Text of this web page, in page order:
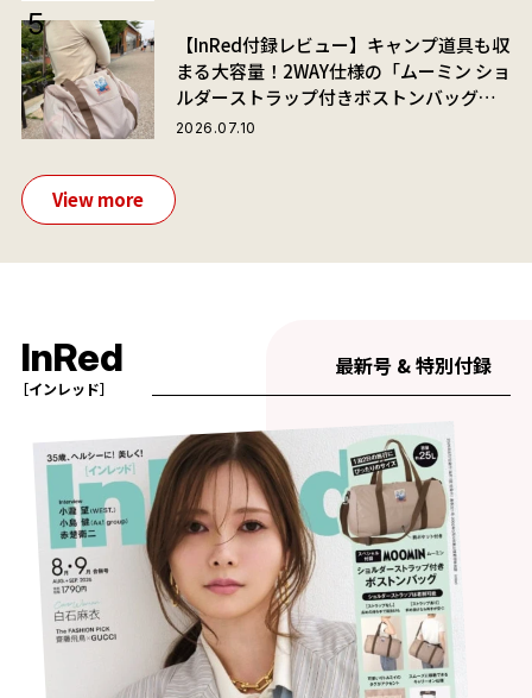
【InRed付録レビュー】キャンプ道具も収
まる大容量！2WAY仕様の「ムーミン ショ
ルダーストラップ付きボストンバッグ」
が夏旅におすすめな理由
2026.07.10
View more
InRed
［インレッド］
最新号 & 特別付録